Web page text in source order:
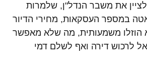
את משבר הנדל"ן, שלמרות
במספר העסקאות, מחירי הדיור
הוזלו משמעותית, מה שלא מאפשר
לרכוש דירה ואף לשלם דמי